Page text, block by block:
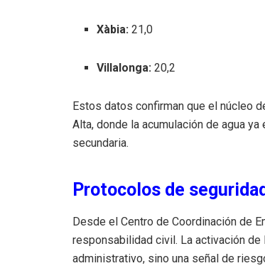
Xàbia: 21,0
Villalonga: 20,2
Estos datos confirman que el núcleo
Alta, donde la acumulación de agua
secundaria.
Protocolos de
Desde el Centro de Coordinación de
responsabilidad civil. La activación
administrativo, sino una señal de